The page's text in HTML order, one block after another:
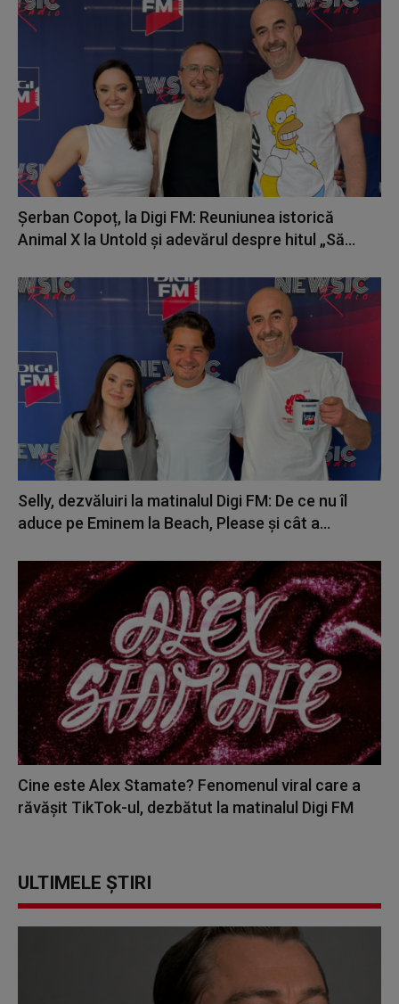
Șerban Copoț, la Digi FM: Reuniunea istorică
Animal X la Untold și adevărul despre hitul „Să...
Selly, dezvăluiri la matinalul Digi FM: De ce nu îl
aduce pe Eminem la Beach, Please și cât a...
Cine este Alex Stamate? Fenomenul viral care a
răvășit TikTok-ul, dezbătut la matinalul Digi FM
ULTIMELE ȘTIRI